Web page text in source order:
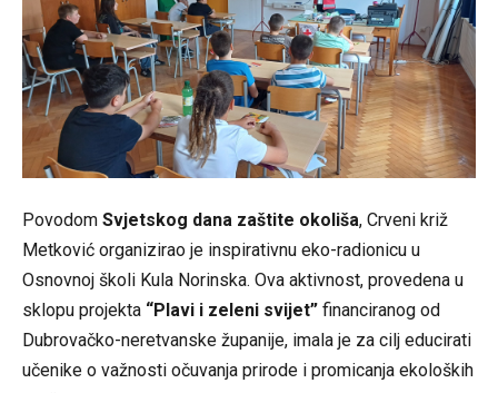
Povodom Svjetskog dana zaštite okoliša, Crveni križ
Metković organizirao je inspirativnu eko-radionicu u
Osnovnoj školi Kula Norinska. Ova aktivnost, provedena u
sklopu projekta “Plavi i zeleni svijet” financiranog od
Dubrovačko-neretvanske županije, imala je za cilj educirati
učenike o važnosti očuvanja prirode i promicanja ekoloških